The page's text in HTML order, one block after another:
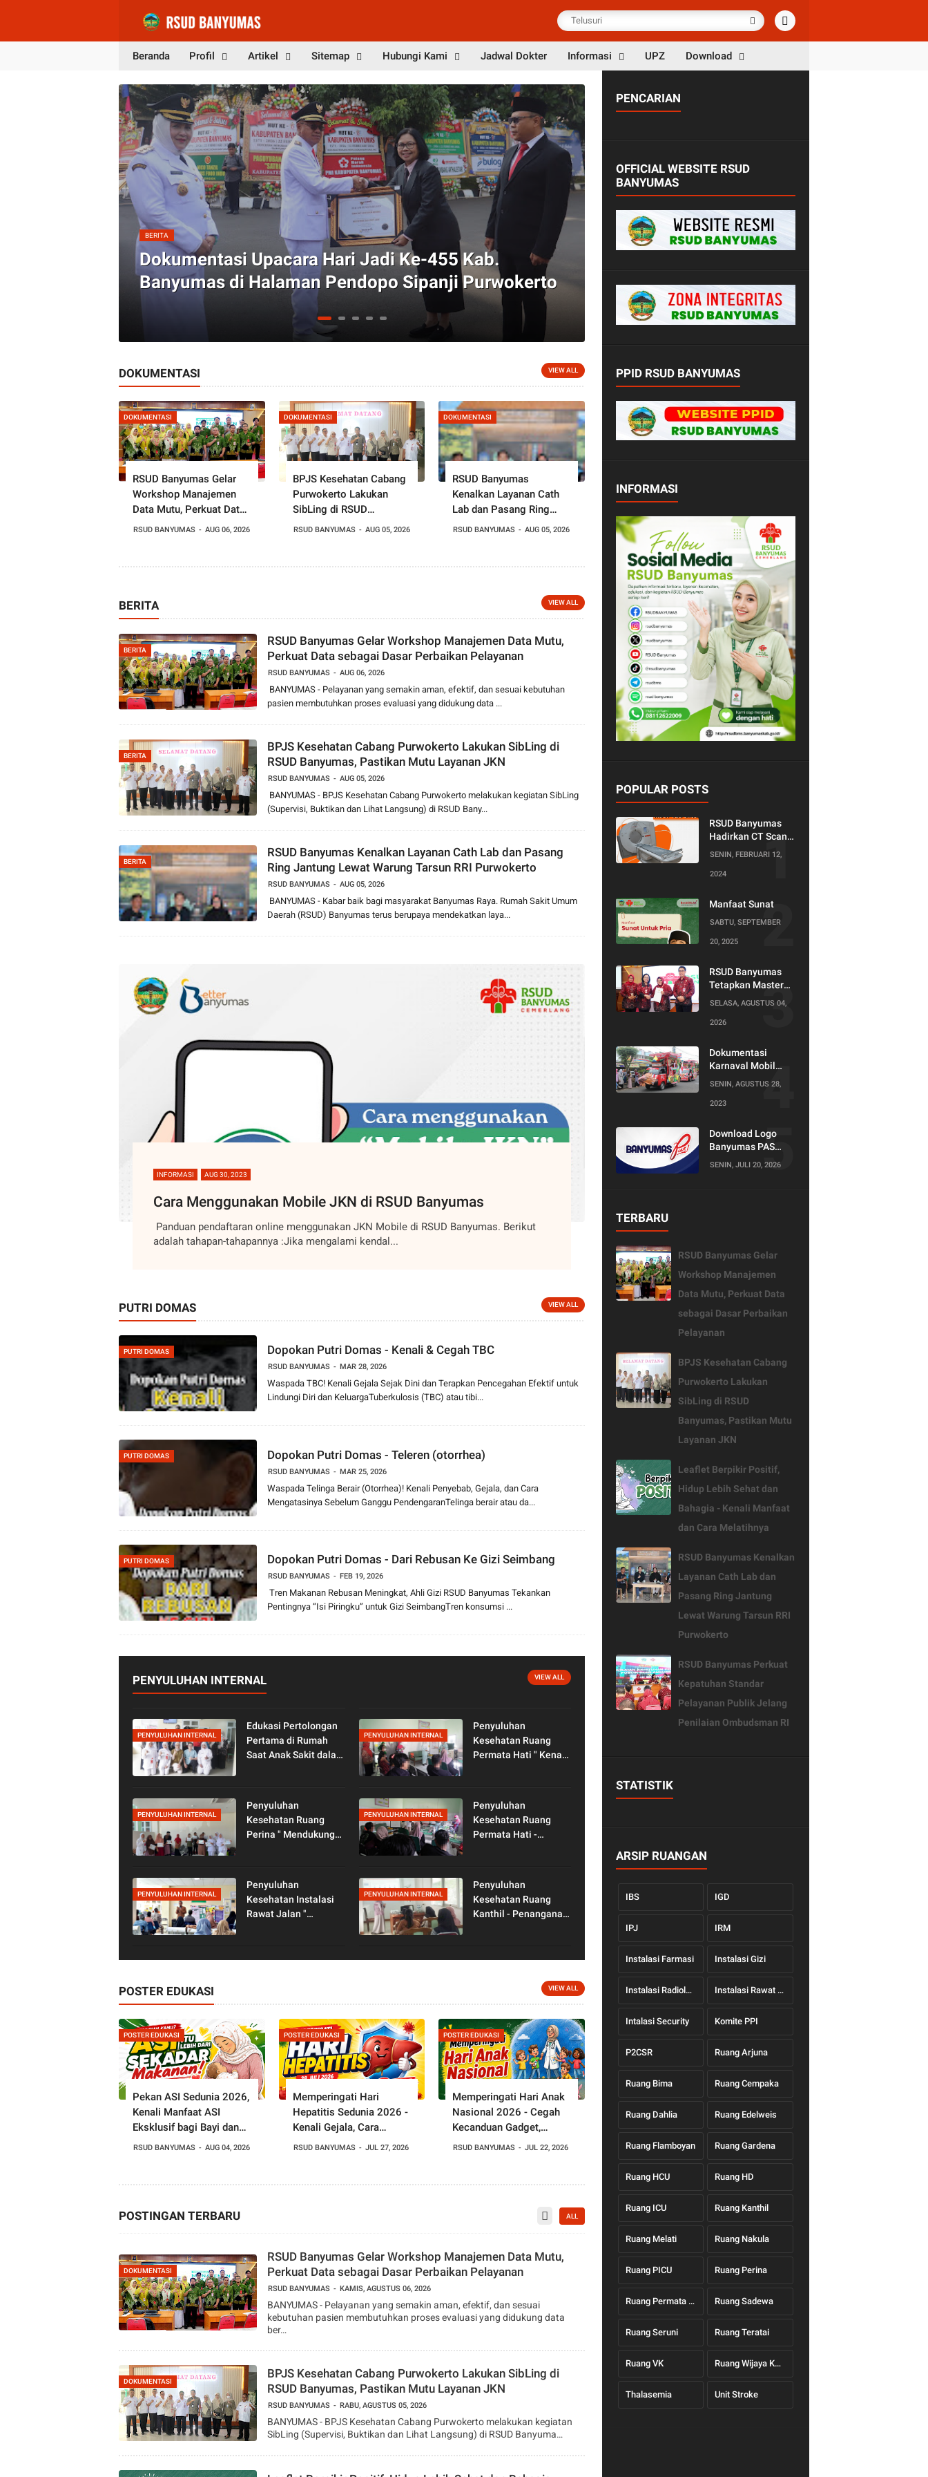
Beranda Profil Artikel Sitemap Hubungi Kami Jadwal Dokter Informasi UPZ Download
BERITA
Dokumentasi Upacara Hari Jadi Ke-455 Kab.
Banyumas di Halaman Pendopo Sipanji Purwokerto
DOKUMENTASI
Banyumas Ke 454 Tahun 2025
DOKUMENTASI VIEW ALL
DOKUMENTASI
RSUD Banyumas Gelar
Workshop Manajemen
Data Mutu, Perkuat Data
sebagai Dasar Perbaikan
RSUD BANYUMAS AUG 06, 2026
DOKUMENTASI
BPJS Kesehatan Cabang
Purwokerto Lakukan
SibLing di RSUD
Banyumas, Pastikan
RSUD BANYUMAS AUG 05, 2026
DOKUMENTASI
RSUD Banyumas
Kenalkan Layanan Cath
Lab dan Pasang Ring
Jantung Lewat Warung
RSUD BANYUMAS AUG 05, 2026
BERITA VIEW ALL
BERITA
RSUD Banyumas Gelar Workshop Manajemen Data Mutu,
Perkuat Data sebagai Dasar Perbaikan Pelayanan
RSUD BANYUMAS AUG 06, 2026
BANYUMAS - Pelayanan yang semakin aman, efektif, dan sesuai kebutuhan
pasien membutuhkan proses evaluasi yang didukung data ...
BERITA
BPJS Kesehatan Cabang Purwokerto Lakukan SibLing di
RSUD Banyumas, Pastikan Mutu Layanan JKN
RSUD BANYUMAS AUG 05, 2026
BANYUMAS - BPJS Kesehatan Cabang Purwokerto melakukan kegiatan SibLing
(Supervisi, Buktikan dan Lihat Langsung) di RSUD Bany...
BERITA
RSUD Banyumas Kenalkan Layanan Cath Lab dan Pasang
Ring Jantung Lewat Warung Tarsun RRI Purwokerto
RSUD BANYUMAS AUG 05, 2026
BANYUMAS - Kabar baik bagi masyarakat Banyumas Raya. Rumah Sakit Umum
Daerah (RSUD) Banyumas terus berupaya mendekatkan laya...
INFORMASI AUG 30, 2023
Cara Menggunakan Mobile JKN di RSUD Banyumas
Panduan pendaftaran online menggunakan JKN Mobile di RSUD Banyumas. Berikut
adalah tahapan-tahapannya :Jika mengalami kendal...
PUTRI DOMAS VIEW ALL
PUTRI DOMAS Dopokan Putri Domas - Kenali & Cegah TBC
RSUD BANYUMAS MAR 28, 2026
Waspada TBC! Kenali Gejala Sejak Dini dan Terapkan Pencegahan Efektif untuk
Lindungi Diri dan KeluargaTuberkulosis (TBC) atau tibi...
PUTRI DOMAS Dopokan Putri Domas - Teleren (otorrhea)
RSUD BANYUMAS MAR 25, 2026
Waspada Telinga Berair (Otorrhea)! Kenali Penyebab, Gejala, dan Cara
Mengatasinya Sebelum Ganggu PendengaranTelinga berair atau da...
PUTRI DOMAS Dopokan Putri Domas - Dari Rebusan Ke Gizi Seimbang
RSUD BANYUMAS FEB 19, 2026
Tren Makanan Rebusan Meningkat, Ahli Gizi RSUD Banyumas Tekankan
Pentingnya “Isi Piringku” untuk Gizi SeimbangTren konsumsi ...
PENYULUHAN INTERNAL VIEW ALL
PENYULUHAN INTERNAL
Edukasi Pertolongan
Pertama di Rumah
Saat Anak Sakit dalam
PENYULUHAN INTERNAL
Penyuluhan
Kesehatan Ruang
Permata Hati " Kenali
PENYULUHAN INTERNAL
Penyuluhan
Kesehatan Ruang
Perina " Mendukung
pada Ibu dan
Keluarga di Rumah."
PENYULUHAN INTERNAL
Penyuluhan
Kesehatan Ruang
Permata Hati -
PENYULUHAN INTERNAL
Penyuluhan
Kesehatan Instalasi
Rawat Jalan "
PENYULUHAN INTERNAL
Penyuluhan
Kesehatan Ruang
Kanthil - Penanganan
POSTER EDUKASI VIEW ALL
POSTER EDUKASI
Pekan ASI Sedunia 2026,
Kenali Manfaat ASI
Eksklusif bagi Bayi dan
Ibu
RSUD BANYUMAS AUG 04, 2026
POSTER EDUKASI
Memperingati Hari
Hepatitis Sedunia 2026 -
Kenali Gejala, Cara
Mencegah, dan
RSUD BANYUMAS JUL 27, 2026
POSTER EDUKASI
Memperingati Hari Anak
Nasional 2026 - Cegah
Kecanduan Gadget,
Wujudkan Anak Sehat
RSUD BANYUMAS JUL 22, 2026
POSTINGAN TERBARU ALL
DOKUMENTASI
RSUD Banyumas Gelar Workshop Manajemen Data Mutu,
Perkuat Data sebagai Dasar Perbaikan Pelayanan
RSUD BANYUMAS KAMIS, AGUSTUS 06, 2026
BANYUMAS - Pelayanan yang semakin aman, efektif, dan sesuai
kebutuhan pasien membutuhkan proses evaluasi yang didukung data
ber…
DOKUMENTASI
BPJS Kesehatan Cabang Purwokerto Lakukan SibLing di
RSUD Banyumas, Pastikan Mutu Layanan JKN
RSUD BANYUMAS RABU, AGUSTUS 05, 2026
BANYUMAS - BPJS Kesehatan Cabang Purwokerto melakukan kegiatan
SibLing (Supervisi, Buktikan dan Lihat Langsung) di RSUD Banyuma…
PENCARIAN
OFFICIAL WEBSITE RSUD
BANYUMAS
PPID RSUD BANYUMAS
INFORMASI
POPULAR POSTS
RSUD Banyumas
Hadirkan CT Scan
128 Slice!
untuk Pemeriksaan
Nyaman dan
SENIN, FEBRUARI 12,
2024
Manfaat Sunat
SABTU, SEPTEMBER
20, 2025
RSUD Banyumas
Tetapkan Master
Konselor dan
Perkuat Peran
Layanan
Kesehatan
SELASA, AGUSTUS 04,
2026
Dokumentasi
Karnaval Mobil
Hias Tahun 2023
SENIN, AGUSTUS 28,
2023
Download Logo
Banyumas PAS
(Produktif Adil dan
SENIN, JULI 20, 2026
TERBARU
RSUD Banyumas Gelar
Workshop Manajemen
Data Mutu, Perkuat Data
sebagai Dasar Perbaikan
Pelayanan
BPJS Kesehatan Cabang
Purwokerto Lakukan
SibLing di RSUD
Banyumas, Pastikan Mutu
Layanan JKN
Leaflet Berpikir Positif,
Hidup Lebih Sehat dan
Bahagia - Kenali Manfaat
dan Cara Melatihnya
RSUD Banyumas Kenalkan
Layanan Cath Lab dan
Pasang Ring Jantung
Lewat Warung Tarsun RRI
Purwokerto
RSUD Banyumas Perkuat
Kepatuhan Standar
Pelayanan Publik Jelang
Penilaian Ombudsman RI
STATISTIK
ARSIP RUANGAN
IBS IGD
IPJ IRM
Instalasi Farmasi Instalasi Gizi
Instalasi Radiologi Instalasi Rawat Jalan
Intalasi Security Komite PPI
P2CSR Ruang Arjuna
Ruang Bima Ruang Cempaka
Ruang Dahlia Ruang Edelweis
Ruang Flamboyan Ruang Gardena
Ruang HCU Ruang HD
Ruang ICU Ruang Kanthil
Ruang Melati Ruang Nakula
Ruang PICU Ruang Perina
Ruang Permata Hati Ruang Sadewa
Ruang Seruni Ruang Teratai
Ruang VK Ruang Wijaya Kusuma
Thalasemia Unit Stroke